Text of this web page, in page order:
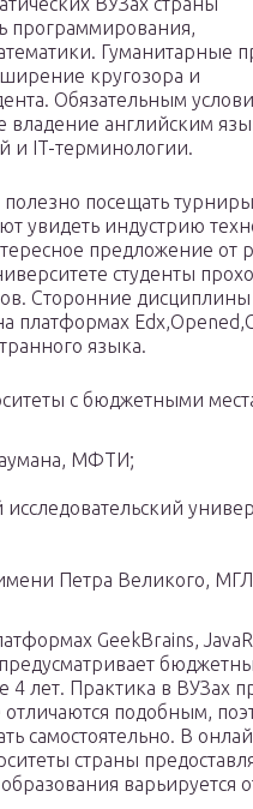
программирования,
Гуманитарные
кругозора и
Обязательным
владение английским
и IT-терминологии.
посещать
увидеть индустрию
предложение от
студенты
Сторонние
платформах
языка.
с бюджетными
МФТИ;
Петра Великого,
GeekBrains,
4 лет. Практика в ВУЗах
подобным,
самостоятельно. В
страны
варьируется